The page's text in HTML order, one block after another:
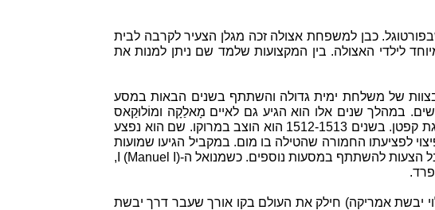
שבפורטוגל. כבן למשפחת אצולה זכה מגלן הצעיר לקרבה לבית
לילדי האצולה. בין המקצועות שלמד שם ניתן למנות את
הפורטוגלי. מגלן היה בצוות של משלחת ימית גדולה והשתתף בשנים הבאות במסע
במהלך שנים אלו הוא הגיע גם לאיים מָאלַקָה ומוֹלוּקַאס
שכונו איי התבלין. איים אלו היו מקור חשוב לתבלינים ציפורן ואגוז מוסקט. בשנת 1510 הוא קודם לדרגת קפטן. בשנים 1512-1513 הוא הוצב במרוקו. שם הוא נפצע
לפציעתו החמורה שהטילה בו מום. במקביל הגיעו שמועות
לגבי התנהלותו של מגלן: אי-ציות לפקודות וניהול מסחר לא חוקי. מגלן לא קיבל את מבוקשו וגם לא קיבל הצעות להשתתף במסעות נוספים. כשמנואל ה-I (Manuel I),
יבשת אמריקה) חילק את העולם בקו אורך שעבר דרך יבשת